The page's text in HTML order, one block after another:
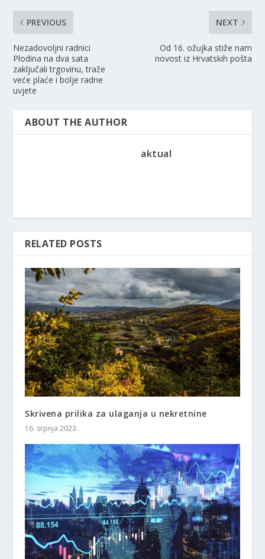
PREVIOUS
Nezadovoljni radnici
Plodina na dva sata
zaključali trgovinu, traže
veće plaće i bolje radne
uvjete
NEXT
Od 16. ožujka stiže nam
novost iz Hrvatskih pošta
ABOUT THE AUTHOR
aktual
RELATED POSTS
Skrivena prilika za ulaganja u nekretnine
16. srpnja 2023.